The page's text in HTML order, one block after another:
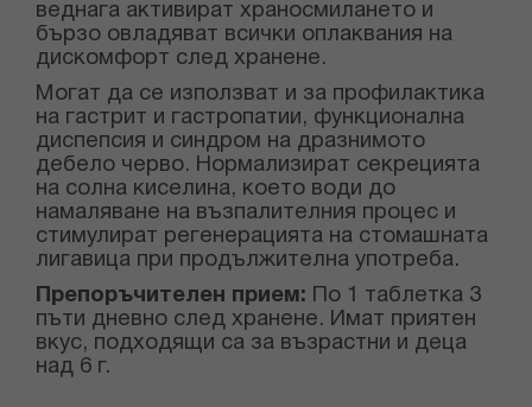
веднага активират храносмилането и
бързо овладяват всички оплаквания на
дискомфорт след хранене.
Могат да се използват и за профилактика
на гастрит и гастропатии, функционална
диспепсия и синдром на дразнимото
дебело черво. Нормализират секрецията
на солна киселина, което води до
намаляване на възпалителния процес и
стимулират регенерацията на стомашната
лигавица при продължителна употреба.
Препоръчителен прием: По 1 таблетка 3
пъти дневно след хранене. Имат приятен
вкус, подходящи са за възрастни и деца
над 6 г.